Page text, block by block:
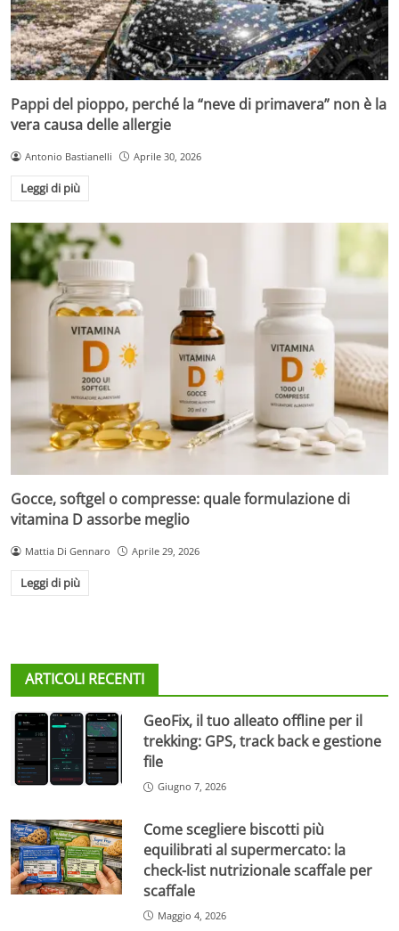
Pappi del pioppo, perché la “neve di primavera” non è la
vera causa delle allergie
Antonio Bastianelli Aprile 30, 2026
Leggi di più
Gocce, softgel o compresse: quale formulazione di
vitamina D assorbe meglio
Mattia Di Gennaro Aprile 29, 2026
Leggi di più
ARTICOLI RECENTI
GeoFix, il tuo alleato offline per il
trekking: GPS, track back e gestione
file
Giugno 7, 2026
Come scegliere biscotti più
equilibrati al supermercato: la
check-list nutrizionale scaffale per
scaffale
Maggio 4, 2026